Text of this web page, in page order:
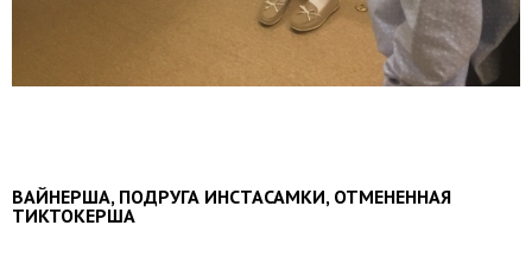
ВАЙНЕРША, ПОДРУГА ИНСТАСАМКИ, ОТМЕНЕННАЯ
ТИКТОКЕРША